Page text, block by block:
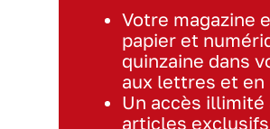
Votre magazine
papier et
quinzaine dans
aux lettres et en
Un accès illimité
articles